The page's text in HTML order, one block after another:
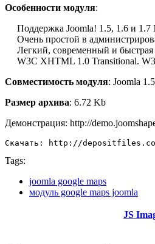
Особенности модуля:
Поддержка Joomla! 1.5, 1.6 и 1.7
Очень простой в
Легкий, современный и быстрая
W3C XHTML 1.0 Transitional.
Совместимость модуля: Joomla
Размер архива: 6.72 Kb
Демонстрация: http://
Скачать: http://
Tags:
joomla google maps
модуль google maps joomla
JS